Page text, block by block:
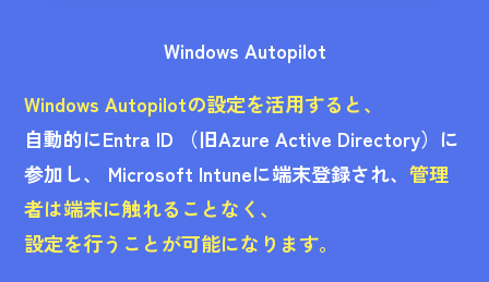
Windows Autopilot
Windows Autopilotの設定を活用すると、
自動的にEntra ID （旧Azure Active Directory）に
参加し、
Microsoft Intuneに端末登録され、管理
者は端末に触れることなく、
設定を行うことが可能になります。